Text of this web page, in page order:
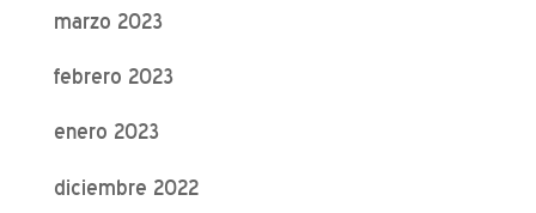
marzo 2023
febrero 2023
enero 2023
diciembre 2022